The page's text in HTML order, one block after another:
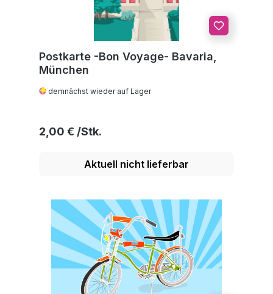
Postkarte -Bon Voyage- Bavaria,
München
demnächst wieder auf Lager
Regulärer Preis:
2,00 €
Aktuell nicht lieferbar